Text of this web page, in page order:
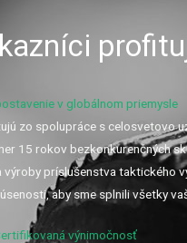
v globálnom priemysle
zo spolupráce s celosvetovo
15 rokov bezkonkurenčných
výroby príslušenstva taktického
aby sme splnili všetky
výnimočnosť